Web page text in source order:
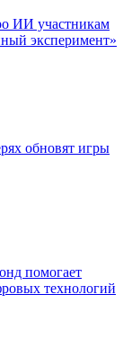
ИИ участникам
эксперимент»
обновят игры
помогает
технологий